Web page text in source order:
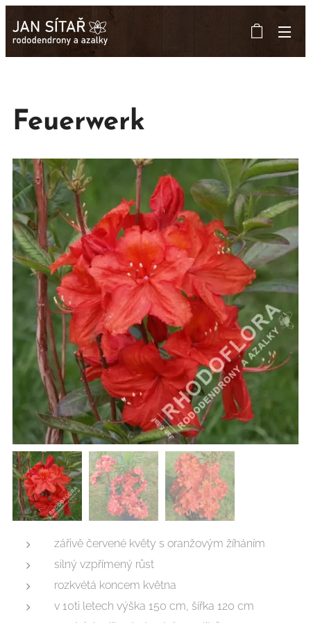
Feuerwerk
zářivě červené květy s oranžovým žíháním
silný vzpřímený růst
rozkvétá koncem května
v 10ti letech výška 150 cm, šířka 120 cm